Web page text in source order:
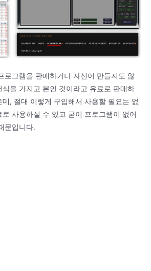
로그램을 판매하거나 자신이 만들지도 않
을 가지고 본인 것이라고 유료로 판매하
, 절대 이렇게 구입해서 사용할 필요는 없
사용하실 수 있고 굳이 프로그램이 없어
문입니다.